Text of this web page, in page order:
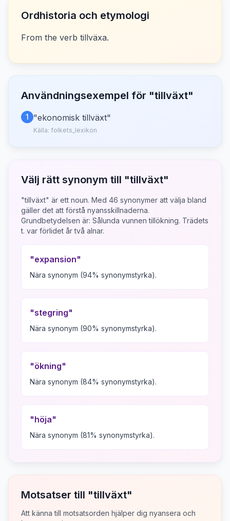
Ordhistoria och etymologi
From the verb tillväxa.
Användningsexempel för "tillväxt"
1 "ekonomisk tillväxt"
Källa: folkets_lexikon
Välj rätt synonym till "tillväxt"
"tillväxt" är ett noun. Med 46 synonymer att välja bland
gäller det att förstå nyansskillnaderna.
Grundbetydelsen är: Sålunda vunnen tillökning. Trädets
t. var förlidet år två alnar.
"expansion"
Nära synonym (94% synonymstyrka).
"stegring"
Nära synonym (90% synonymstyrka).
"ökning"
Nära synonym (84% synonymstyrka).
"höja"
Nära synonym (81% synonymstyrka).
Motsatser till "tillväxt"
Att känna till motsatsorden hjälper dig nyansera och